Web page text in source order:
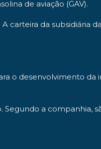
de aviação (GAV).
carteira da subsidiária
o desenvolvimento da
Segundo a companhia,